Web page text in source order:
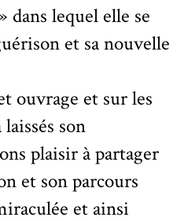
dans lequel elle se
et sa nouvelle
ouvrage et sur les
son
plaisir à partager
et son parcours
et ainsi